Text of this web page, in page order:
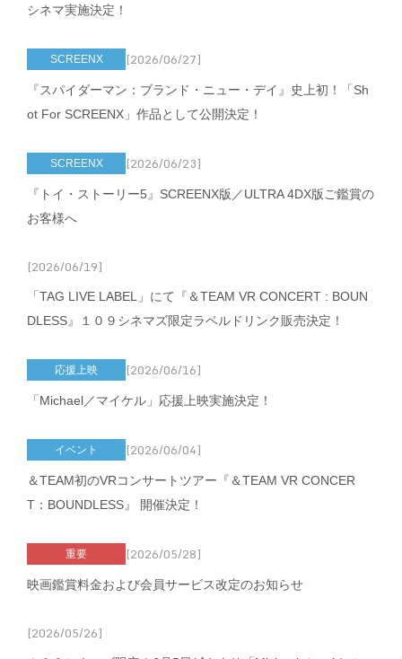
シネマ実施決定！
SCREENX [2026/06/27]
『スパイダーマン：ブランド・ニュー・デイ』史上初！「Sh
ot For SCREENX」作品として公開決定！
SCREENX [2026/06/23]
『トイ・ストーリー5』SCREENX版／ULTRA 4DX版ご鑑賞の
お客様へ
[2026/06/19]
「TAG LIVE LABEL」にて『＆TEAM VR CONCERT : BOUN
DLESS』１０９シネマズ限定ラベルドリンク販売決定！
応援上映 [2026/06/16]
「Michael／マイケル」応援上映実施決定！
イベント [2026/06/04]
＆TEAM初のVRコンサートツアー『＆TEAM VR CONCER
T：BOUNDLESS』 開催決定！
重要 [2026/05/28]
映画鑑賞料金および会員サービス改定のお知らせ
[2026/05/26]